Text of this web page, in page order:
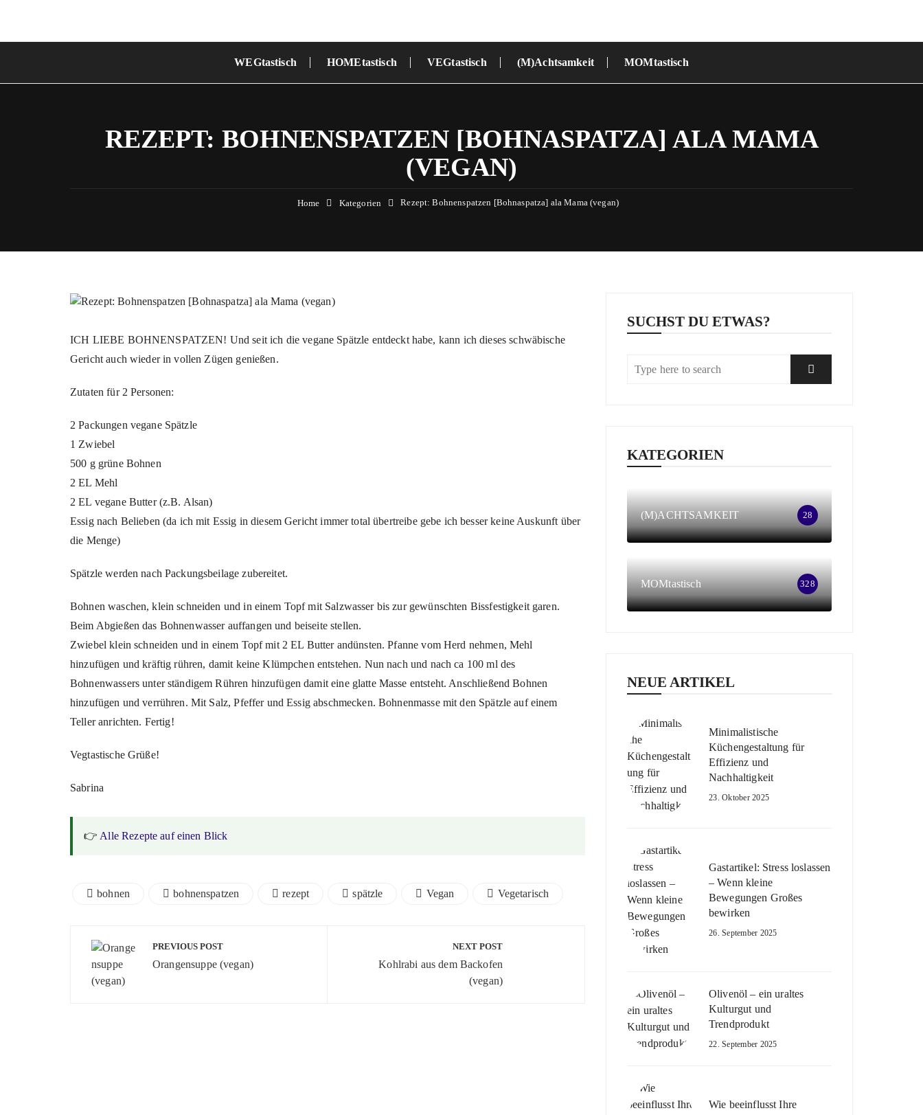
content
WEGtastisch
HOMEtastisch VEGtastisch (M)Achtsamkeit MOMtastisch
REZEPT: BOHNENSPATZEN [BOHNASPATZA] ALA MAMA
(VEGAN)
Home Kategorien Rezept: Bohnenspatzen [Bohnaspatza] ala Mama (vegan)
ICH LIEBE BOHNENSPATZEN! Und seit ich die vegane Spätzle entdeckt habe, kann ich dieses schwäbische
Gericht auch wieder in vollen Zügen genießen.
Zutaten für 2 Personen:
2 Packungen vegane Spätzle
1 Zwiebel
500 g grüne Bohnen
2 EL Mehl
2 EL vegane Butter (z.B. Alsan)
Essig nach Belieben (da ich mit Essig in diesem Gericht immer total übertreibe gebe ich besser keine Auskunft über
die Menge)
Spätzle werden nach Packungsbeilage zubereitet.
Bohnen waschen, klein schneiden und in einem Topf mit Salzwasser bis zur gewünschten Bissfestigkeit garen.
Beim Abgießen das Bohnenwasser auffangen und beiseite stellen.
Zwiebel klein schneiden und in einem Topf mit 2 EL Butter andünsten. Pfanne vom Herd nehmen, Mehl
hinzufügen und kräftig rühren, damit keine Klümpchen entstehen. Nun nach und nach ca 100 ml des
Bohnenwassers unter ständigem Rühren hinzufügen damit eine glatte Masse entsteht. Anschließend Bohnen
hinzufügen und verrühren. Mit Salz, Pfeffer und Essig abschmecken. Bohnenmasse mit den Spätzle auf einem
Teller anrichten. Fertig!
Vegtastische Grüße!
Sabrina
👉 Alle Rezepte auf einen Blick
bohnen bohnenspatzen rezept spätzle Vegan Vegetarisch
Beitragsnavigation
PREVIOUS POST
Orangensuppe (vegan)
NEXT POST
Kohlrabi aus dem Backofen
(vegan)
SUCHST DU ETWAS?
KATEGORIEN
(M)ACHTSAMKEIT 28
MOMtastisch 328
NEUE ARTIKEL
Minimalistische
Küchengestaltung für
Effizienz und
Nachhaltigkeit
23. Oktober 2025
Gastartikel: Stress loslassen
– Wenn kleine
Bewegungen Großes
bewirken
26. September 2025
Olivenöl – ein uraltes
Kulturgut und
Trendprodukt
22. September 2025
Wie beeinflusst Ihre